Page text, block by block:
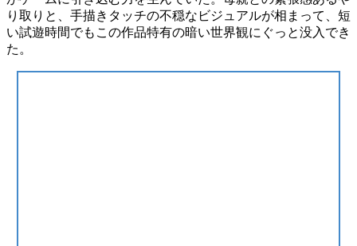
り取り と、手描きタッチの不穏なビジュアルが相まって、短
い試遊時間でもこの作品特有の暗い世界観にぐっと没入でき
た。